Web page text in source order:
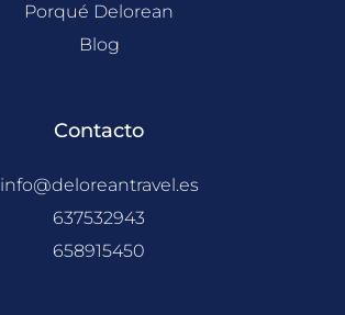
Porqué Delorean
Blog
Contacto
info@deloreantravel.es
637532943
658915450